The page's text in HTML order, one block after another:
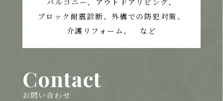
ブロック耐震診断、外構での防犯対策、
介護リフォーム、 など
Contact
お問い合わせ